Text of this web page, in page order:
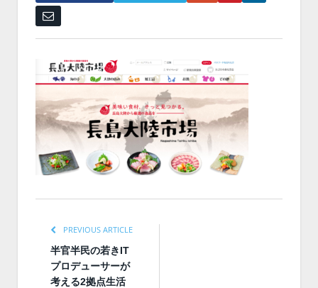
PREVIOUS ARTICLE
半官半民の若きIT
プロデューサーが
考える2拠点生活